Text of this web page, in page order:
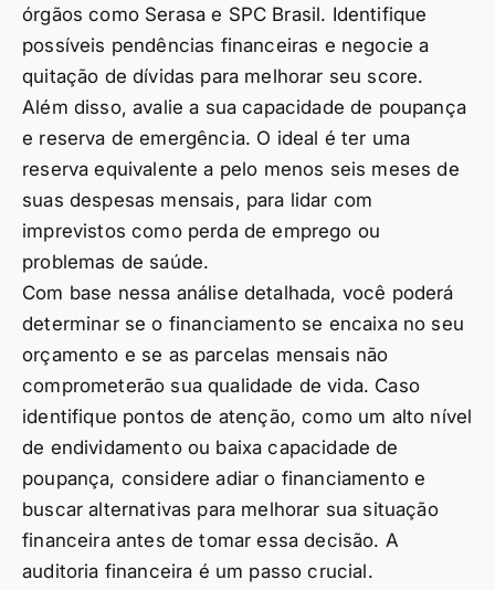
órgãos como Serasa e SPC Brasil. Identifique
possíveis pendências financeiras e negocie a
quitação de dívidas para melhorar seu score.
Além disso, avalie a sua capacidade de poupança
e reserva de emergência. O ideal é ter uma
reserva equivalente a pelo menos seis meses de
suas despesas mensais, para lidar com
imprevistos como perda de emprego ou
problemas de saúde.
Com base nessa análise detalhada, você poderá
determinar se o financiamento se encaixa no seu
orçamento e se as parcelas mensais não
comprometerão sua qualidade de vida. Caso
identifique pontos de atenção, como um alto nível
de endividamento ou baixa capacidade de
poupança, considere adiar o financiamento e
buscar alternativas para melhorar sua situação
financeira antes de tomar essa decisão. A
auditoria financeira é um passo crucial.